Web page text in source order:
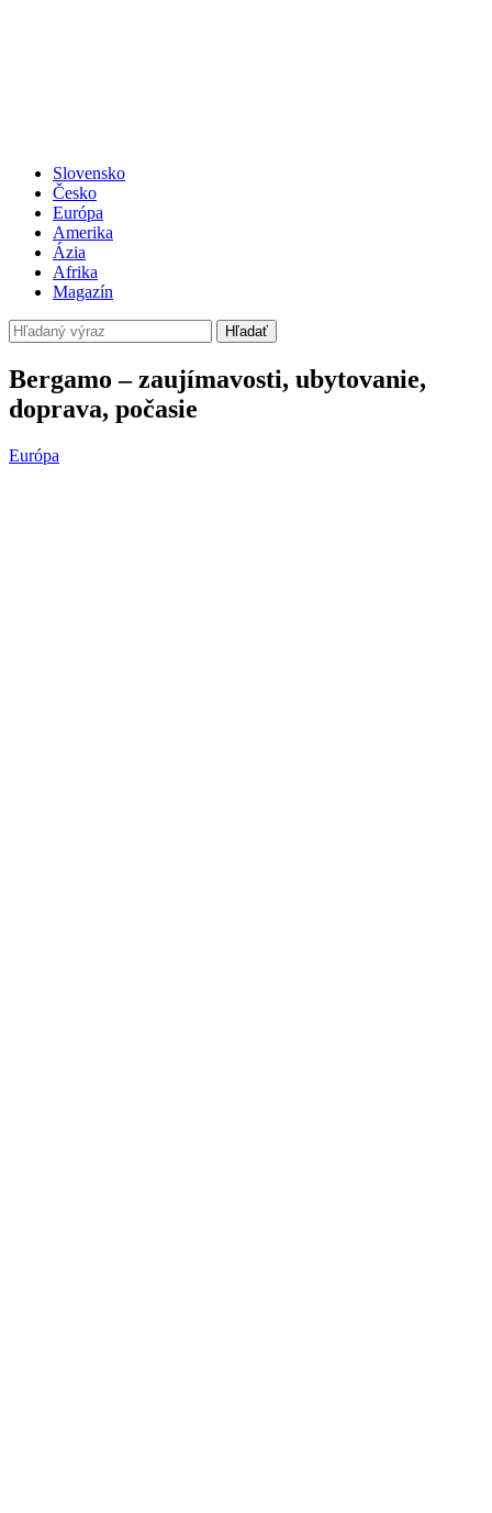
Slovensko
Česko
Európa
Amerika
Ázia
Afrika
Magazín
Hľadať
Bergamo – zaujímavosti, ubytovanie,
doprava, počasie
Európa